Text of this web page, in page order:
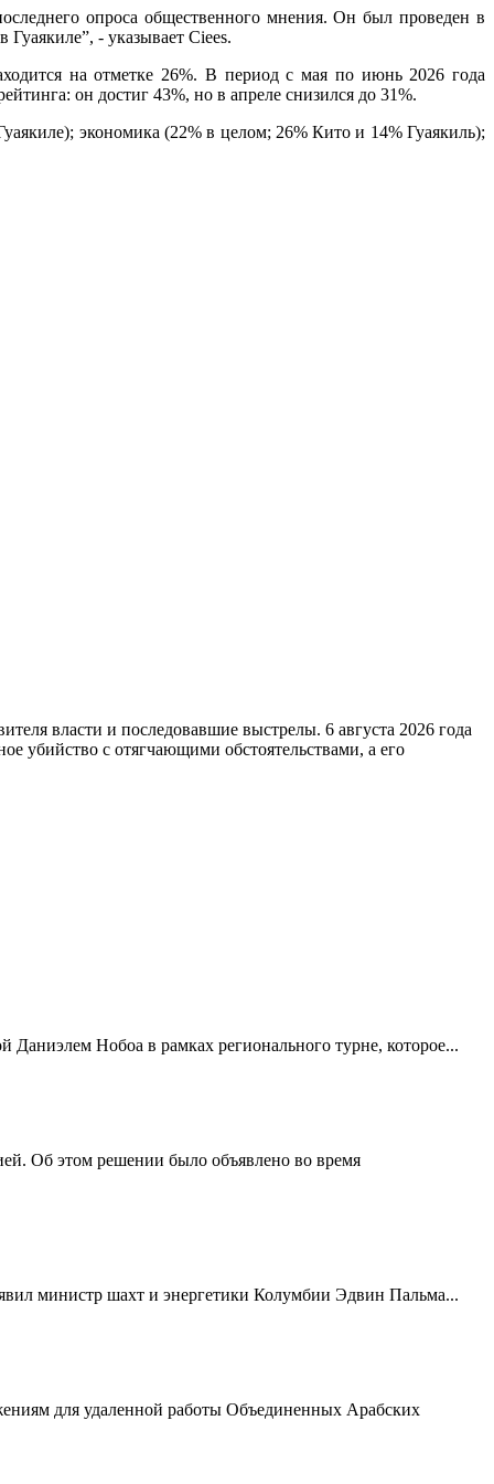
опроса общественного мнения. Он был проведен в
- указывает Ciees.
на отметке 26%. В период с мая по июнь 2026 года
он достиг 43%, но в апреле снизился до 31%.
экономика (22% в целом; 26% Кито и 14% Гуаякиль);
власти и последовавшие выстрелы. 6 августа 2026 года
убийство с отягчающими обстоятельствами, а его
Даниэлем Нобоа в рамках регионального турне, которое...
Об этом решении было объявлено во время
министр шахт и энергетики Колумбии Эдвин Пальма...
для удаленной работы Объединенных Арабских